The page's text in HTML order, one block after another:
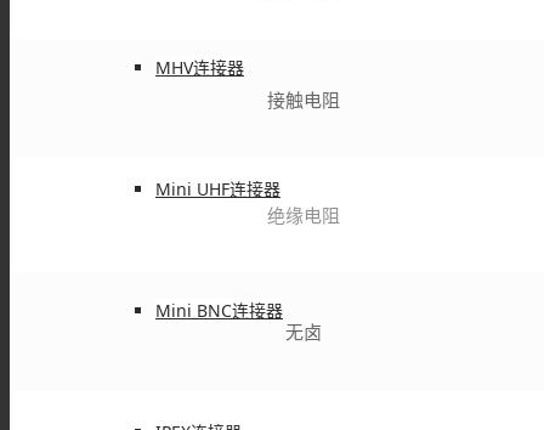
MHV连接器
Mini UHF连接器
Mini BNC连接器
接触电阻
绝缘电阻
无卤